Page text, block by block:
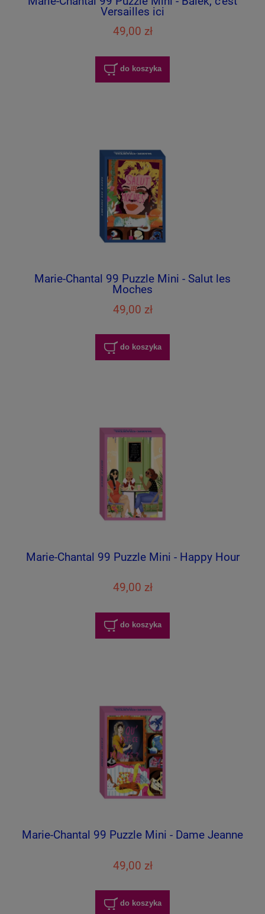
Versailles ici
49,00 zł
do koszyka
Marie-Chantal 99 Puzzle Mini - Salut les
Moches
49,00 zł
do koszyka
Marie-Chantal 99 Puzzle Mini - Happy Hour
49,00 zł
do koszyka
Marie-Chantal 99 Puzzle Mini - Dame Jeanne
49,00 zł
do koszyka